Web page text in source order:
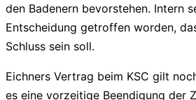
den Badenern bevorstehen. Intern
Entscheidung getroffen worden,
Schluss sein soll.
Eichners Vertrag beim KSC gilt
es eine vorzeitige Beendigung der